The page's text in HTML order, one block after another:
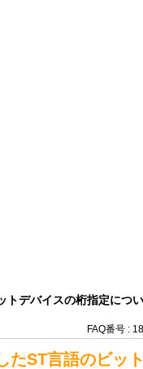
トデバイスの桁指定につ
FAQ番号 :
たST言語のビッ